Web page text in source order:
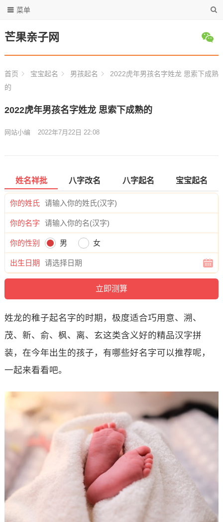
芒果亲子网
菜单
首页 宝宝起名 男孩起名
2022虎年男孩名字姓龙 思索下成熟
的
2022虎年男孩名字姓龙 思索下成熟的
网站小编 2022年7月22日 22:08
姓名祥批 八字改名 八字起名 宝宝起名
你的姓氏
你的名字
你的性别 男 女
出生日期
姓龙的稚子起名字的时期，极度适合巧用意、溯、
茂、新、俞、枫、离、玄这类含义好的精品汉字拼
装，在今年出生的孩子，有哪些好名字可以推荐呢，
一起来看看吧。